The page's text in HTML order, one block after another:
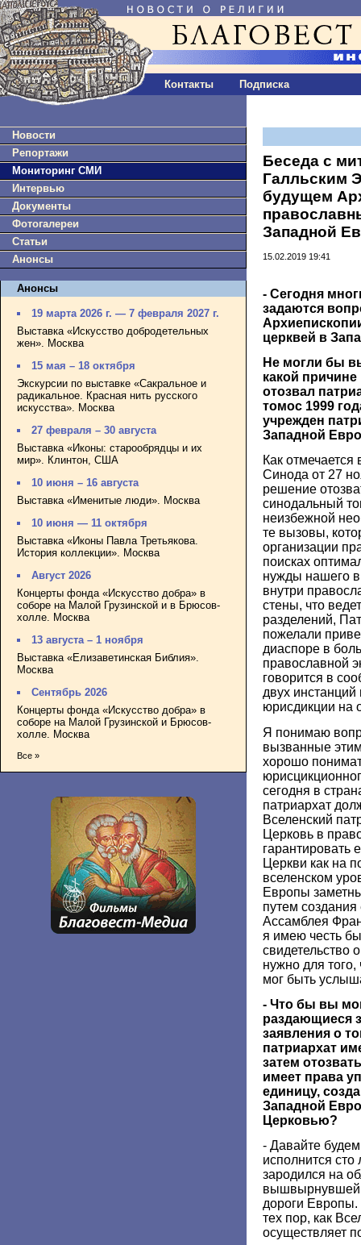
Контакты Подписка
Новости
Репортажи
Мониторинг СМИ
Интервью
Документы
Фотогалереи
Статьи
Анонсы
Анонсы
19 марта 2026 г. — 7 февраля 2027 г.
Выставка «Искусство добродетельных
жен». Москва
15 мая – 18 октября
Экскурсии по выставке «Сакральное и
радикальное. Красная нить русского
искусства». Москва
27 февраля – 30 августа
Выставка «Иконы: старообрядцы и их
мир». Клинтон, США
10 июня – 16 августа
Выставка «Именитые люди». Москва
10 июня — 11 октября
Выставка «Иконы Павла Третьякова.
История коллекции». Москва
Август 2026
Концерты фонда «Искусство добра» в
соборе на Малой Грузинской и в Брюсов-
холле. Москва
13 августа – 1 ноября
Выставка «Елизаветинская Библия».
Москва
Сентябрь 2026
Концерты фонда «Искусство добра» в
соборе на Малой Грузинской и Брюсов-
холле. Москва
Все »
Беседа с
Галльским
будущем
Западной
15.02.2019 19:41
- Сегодня
задаются
церквей в
Не могли бы
какой
отозвал
томос 1999
учрежден
Западной
Как
Синода от 27
решение
синодальный
неизбежной
те вызовы,
организации
поисках
нужды нашего
внутри
стены, что
разделений,
пожелали
диаспоре в
православной
говорится в
двух
юрисдикции на
Я понимаю
вызванные
хорошо
сегодня в
патриархат
Вселенский
Церковь в
гарантировать
Церкви как на
вселенском
Европы
путем
Ассамблея
я имею честь
свидетельство
нужно для
мог быть
- Что бы вы
раздающиеся
заявления о
патриархат
затем
имеет права
единицу,
Западной
Церковью?
- Давайте
исполнится сто
зародился на
вышвырнувшей
дороги Европы.
тех пор, как
осуществляет